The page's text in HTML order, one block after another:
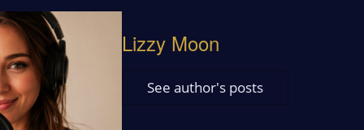
Lizzy Moon
See author's posts